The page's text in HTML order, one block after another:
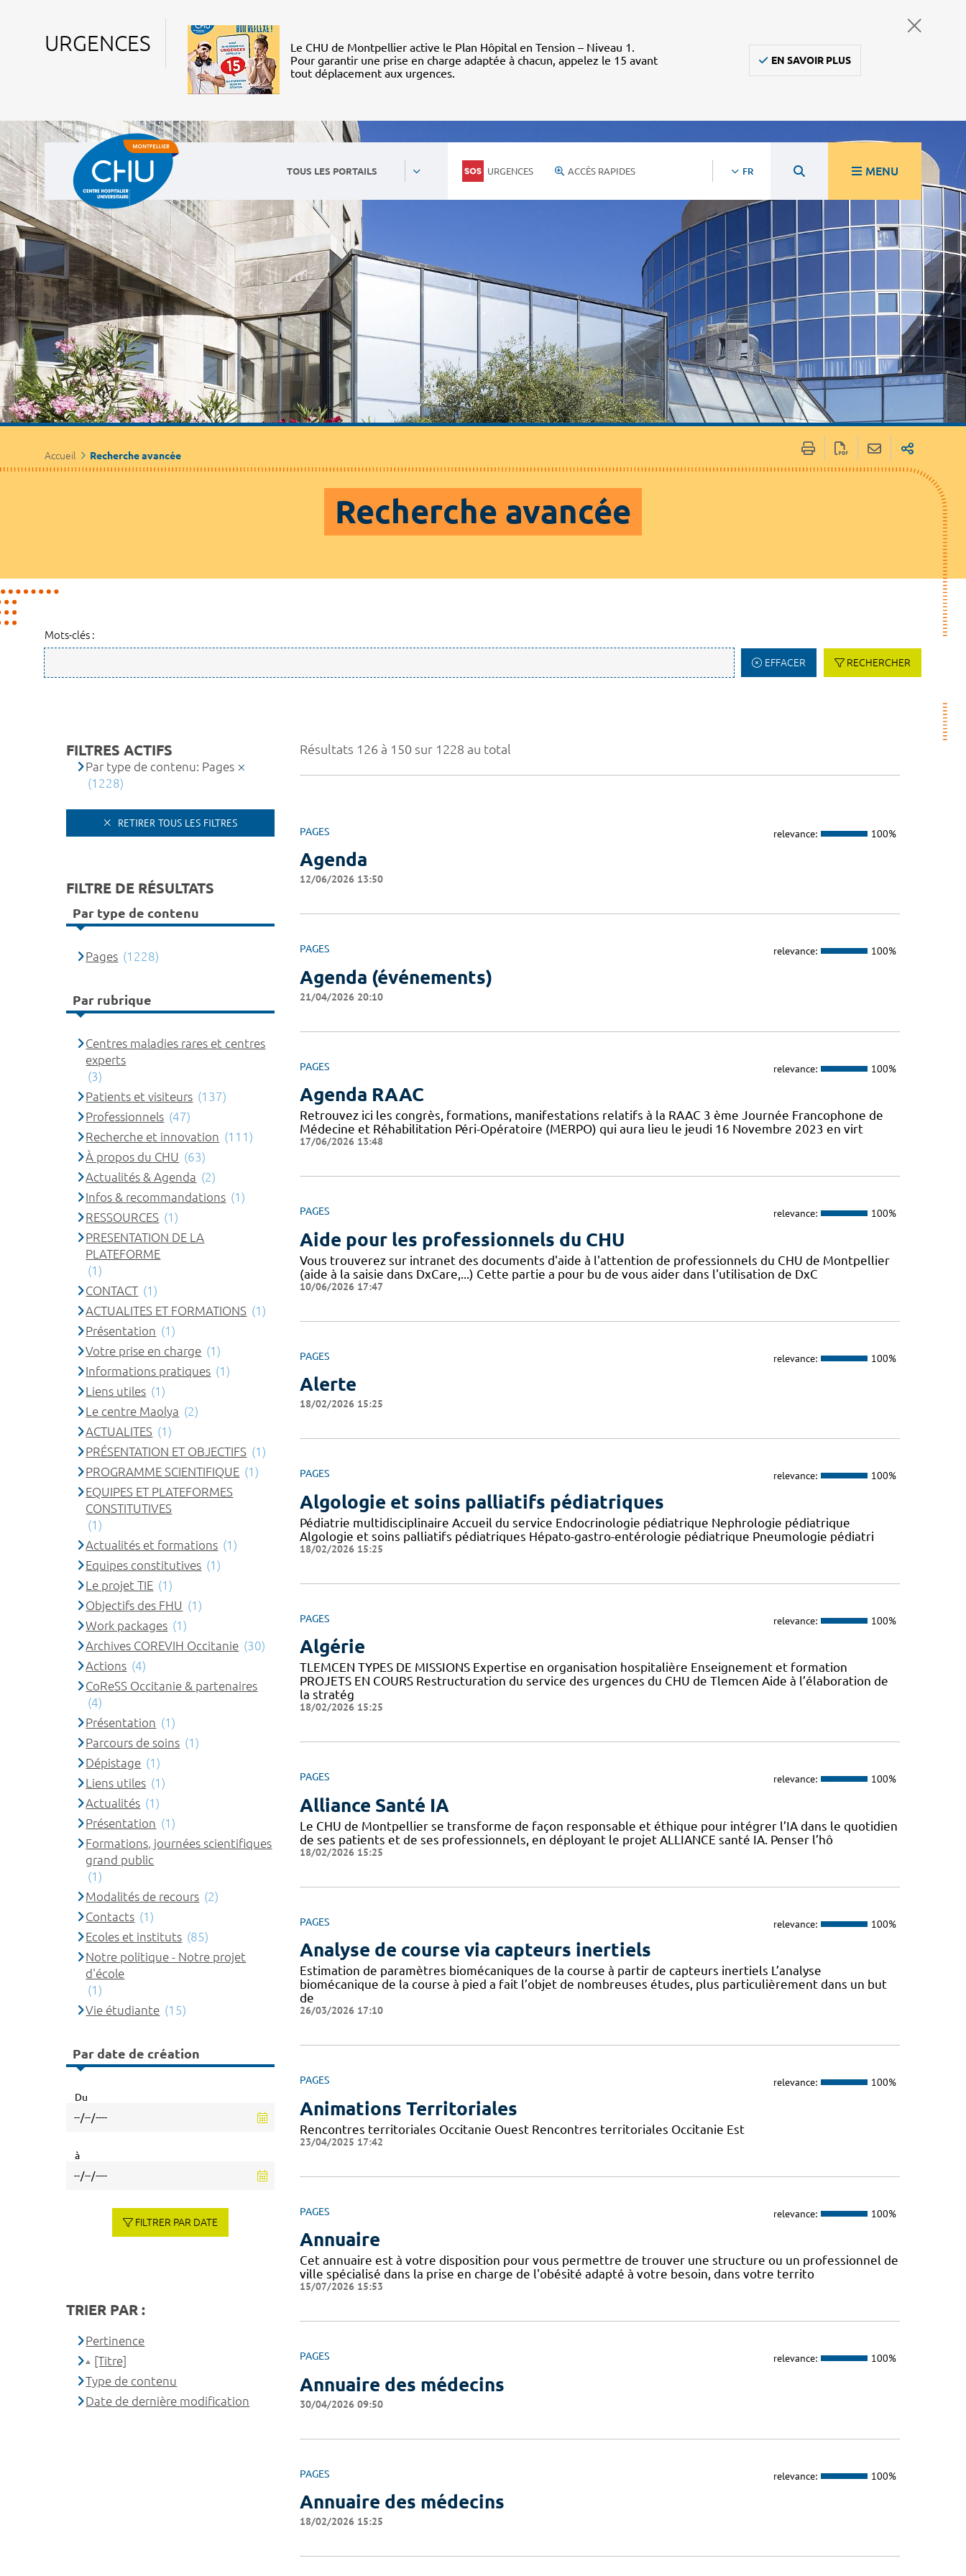
URGENCES
Le CHU de Montpellier active le Plan Hôpital en Tension – Niveau 1.
Pour garantir une prise en charge adaptée à chacun, appelez le 15 avant
tout déplacement aux urgences.
EN SAVOIR PLUS
TOUS LES PORTAILS URGENCES ACCÈS RAPIDES FR MENU
Accueil Recherche avancée
Recherche avancée
Mots-clés :
EFFACER RECHERCHER
Résultats 126 à 150 sur 1228 au total
PAGES relevance: 100%
Agenda
12/06/2026 13:50
PAGES relevance: 100%
Agenda (événements)
21/04/2026 20:10
PAGES relevance: 100%
Agenda RAAC
Retrouvez ici les congrès, formations, manifestations relatifs à la RAAC 3 ème Journée Francophone de
Médecine et Réhabilitation Péri-Opératoire (MERPO) qui aura lieu le jeudi 16 Novembre 2023 en virt
17/06/2026 13:48
PAGES relevance: 100%
Aide pour les professionnels du CHU
Vous trouverez sur intranet des documents d'aide à l'attention de professionnels du CHU de Montpellier
(aide à la saisie dans DxCare,...) Cette partie a pour bu de vous aider dans l'utilisation de DxC
10/06/2026 17:47
PAGES relevance: 100%
Alerte
18/02/2026 15:25
PAGES relevance: 100%
Algologie et soins palliatifs pédiatriques
Pédiatrie multidisciplinaire Accueil du service Endocrinologie pédiatrique Nephrologie pédiatrique
Algologie et soins palliatifs pédiatriques Hépato-gastro-entérologie pédiatrique Pneumologie pédiatri
18/02/2026 15:25
PAGES relevance: 100%
Algérie
TLEMCEN TYPES DE MISSIONS Expertise en organisation hospitalière Enseignement et formation
PROJETS EN COURS Restructuration du service des urgences du CHU de Tlemcen Aide à l’élaboration de
la stratég
18/02/2026 15:25
PAGES relevance: 100%
Alliance Santé IA
Le CHU de Montpellier se transforme de façon responsable et éthique pour intégrer l’IA dans le quotidien
de ses patients et de ses professionnels, en déployant le projet ALLIANCE santé IA. Penser l’hô
18/02/2026 15:25
PAGES relevance: 100%
Analyse de course via capteurs inertiels
Estimation de paramètres biomécaniques de la course à partir de capteurs inertiels L’analyse
biomécanique de la course à pied a fait l’objet de nombreuses études, plus particulièrement dans un but
de
26/03/2026 17:10
PAGES relevance: 100%
Animations Territoriales
Rencontres territoriales Occitanie Ouest Rencontres territoriales Occitanie Est
23/04/2025 17:42
PAGES relevance: 100%
Annuaire
Cet annuaire est à votre disposition pour vous permettre de trouver une structure ou un professionnel de
ville spécialisé dans la prise en charge de l'obésité adapté à votre besoin, dans votre territo
15/07/2026 15:53
PAGES relevance: 100%
Annuaire des médecins
30/04/2026 09:50
PAGES relevance: 100%
Annuaire des médecins
18/02/2026 15:25
FILTRES ACTIFS
Par type de contenu: Pages
(1228)
RETIRER TOUS LES FILTRES
FILTRE DE RÉSULTATS
Par type de contenu
Pages (1228)
Par rubrique
Centres maladies rares et centres
experts
(3)
Patients et visiteurs (137)
Professionnels (47)
Recherche et innovation (111)
À propos du CHU (63)
Actualités & Agenda (2)
Infos & recommandations (1)
RESSOURCES (1)
PRESENTATION DE LA
PLATEFORME
(1)
CONTACT (1)
ACTUALITES ET FORMATIONS (1)
Présentation (1)
Votre prise en charge (1)
Informations pratiques (1)
Liens utiles (1)
Le centre Maolya (2)
ACTUALITES (1)
PRÉSENTATION ET OBJECTIFS (1)
PROGRAMME SCIENTIFIQUE (1)
EQUIPES ET PLATEFORMES
CONSTITUTIVES
(1)
Actualités et formations (1)
Equipes constitutives (1)
Le projet TIE (1)
Objectifs des FHU (1)
Work packages (1)
Archives COREVIH Occitanie (30)
Actions (4)
CoReSS Occitanie & partenaires
(4)
Présentation (1)
Parcours de soins (1)
Dépistage (1)
Liens utiles (1)
Actualités (1)
Présentation (1)
Formations, journées scientifiques
grand public
(1)
Modalités de recours (2)
Contacts (1)
Ecoles et instituts (85)
Notre politique - Notre projet
d'école
(1)
Vie étudiante (15)
Par date de création
Du
à
FILTRER PAR DATE
TRIER PAR :
Pertinence
[Titre]
Type de contenu
Date de dernière modification